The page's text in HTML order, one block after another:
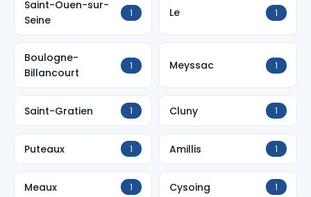
Saint-Ouen-sur-
Seine
1 Le 1
Boulogne-
Billancourt
1 Meyssac 1
Saint-Gratien 1 Cluny 1
Puteaux 1 Amillis 1
Meaux 1 Cysoing 1